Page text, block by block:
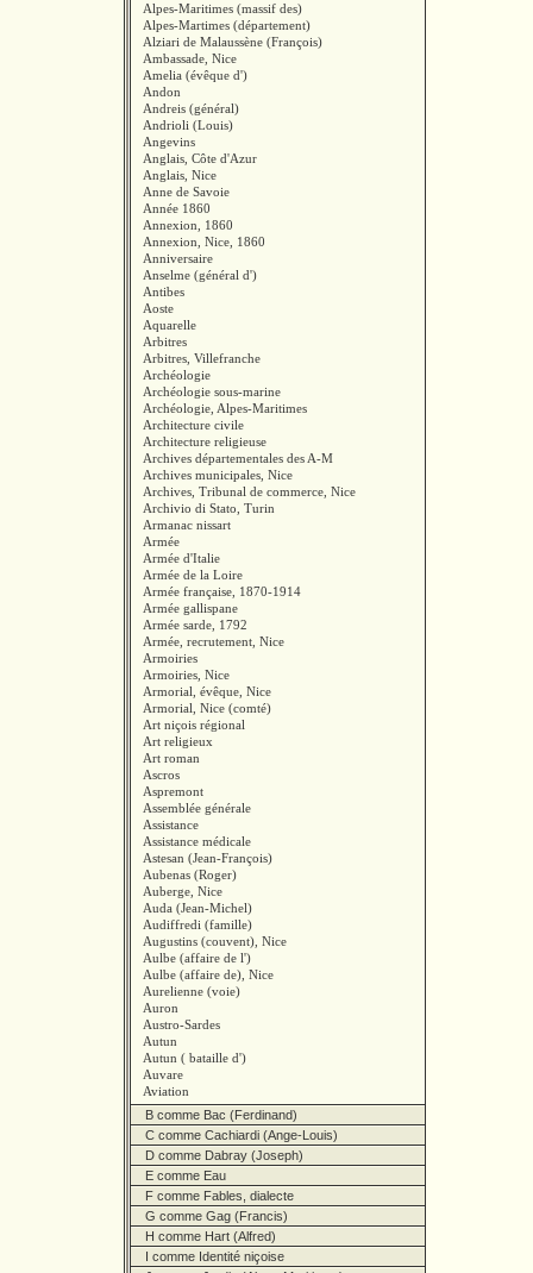
Alpes-Maritimes (massif des)
Alpes-Martimes (département)
Alziari de Malaussène (François)
Ambassade, Nice
Amelia (évêque d')
Andon
Andreis (général)
Andrioli (Louis)
Angevins
Anglais, Côte d'Azur
Anglais, Nice
Anne de Savoie
Année 1860
Annexion, 1860
Annexion, Nice, 1860
Anniversaire
Anselme (général d')
Antibes
Aoste
Aquarelle
Arbitres
Arbitres, Villefranche
Archéologie
Archéologie sous-marine
Archéologie, Alpes-Maritimes
Architecture civile
Architecture religieuse
Archives départementales des A-M
Archives municipales, Nice
Archives, Tribunal de commerce, Nice
Archivio di Stato, Turin
Armanac nissart
Armée
Armée d'Italie
Armée de la Loire
Armée française, 1870-1914
Armée gallispane
Armée sarde, 1792
Armée, recrutement, Nice
Armoiries
Armoiries, Nice
Armorial, évêque, Nice
Armorial, Nice (comté)
Art niçois régional
Art religieux
Art roman
Ascros
Aspremont
Assemblée générale
Assistance
Assistance médicale
Astesan (Jean-François)
Aubenas (Roger)
Auberge, Nice
Auda (Jean-Michel)
Audiffredi (famille)
Augustins (couvent), Nice
Aulbe (affaire de l')
Aulbe (affaire de), Nice
Aurelienne (voie)
Auron
Austro-Sardes
Autun
Autun ( bataille d')
Auvare
Aviation
B comme Bac (Ferdinand)
C comme Cachiardi (Ange-Louis)
D comme Dabray (Joseph)
E comme Eau
F comme Fables, dialecte
G comme Gag (Francis)
H comme Hart (Alfred)
I comme Identité niçoise